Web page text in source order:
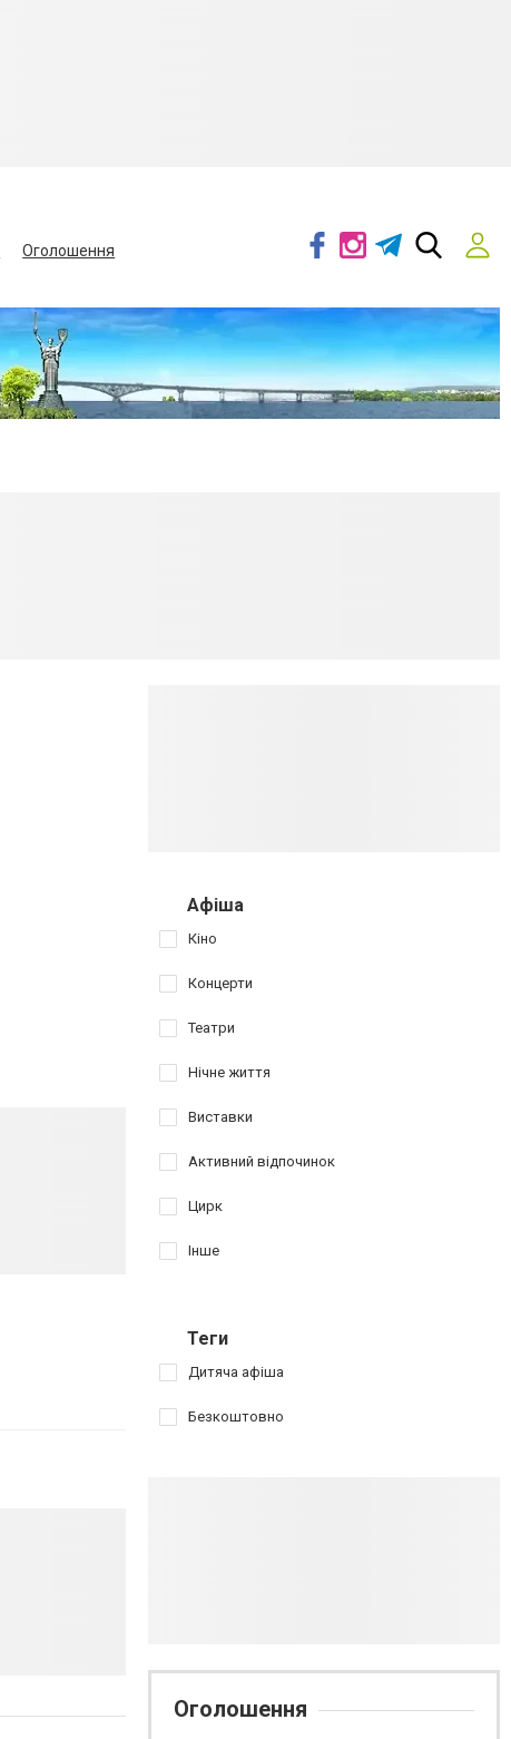
Оголошення
Афіша
Кіно
Концерти
Театри
Нічне життя
Виставки
Активний відпочинок
Цирк
Інше
Теги
Дитяча афіша
Безкоштовно
Оголошення